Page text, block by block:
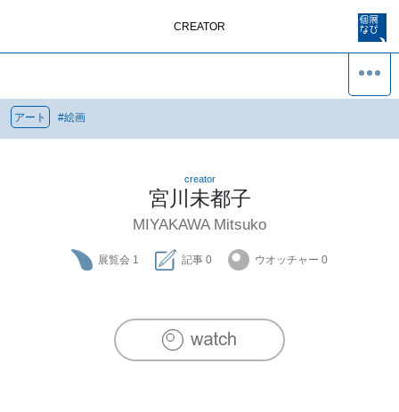
CREATOR
アート #絵画
creator
宮川未都子
MIYAKAWA Mitsuko
展覧会 1 記事 0 ウオッチャー 0